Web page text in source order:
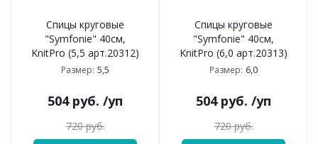
Спицы круговые
"Symfonie" 40см,
KnitPro (5,5 арт.20312)
Размер: 5,5
504руб. /уп
720руб.
Спицы круговые
"Symfonie" 40см,
KnitPro (6,0 арт.20313)
Размер: 6,0
504руб. /уп
720руб.